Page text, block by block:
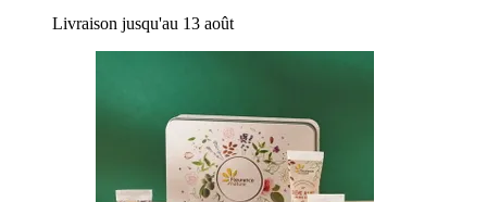
Livraison jusqu'au 13 août